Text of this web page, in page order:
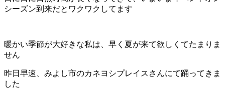
シーズン到来だとワクワクしてます
暖かい季節が大好きな私は、早く夏が来て欲しくてたまりま
せん
昨日早速、みよし市のカネヨシプレイスさんにて踊ってきま
した